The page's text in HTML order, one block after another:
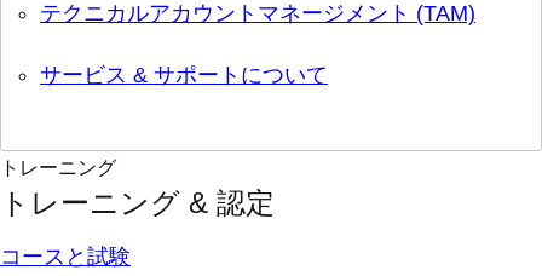
テクニカルアカウントマネージメント (TAM)
サービス & サポートについて
トレーニング
トレーニング & 認定
コースと試験